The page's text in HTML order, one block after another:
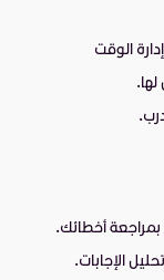
الوقت
أخطائك.
الإجابات.